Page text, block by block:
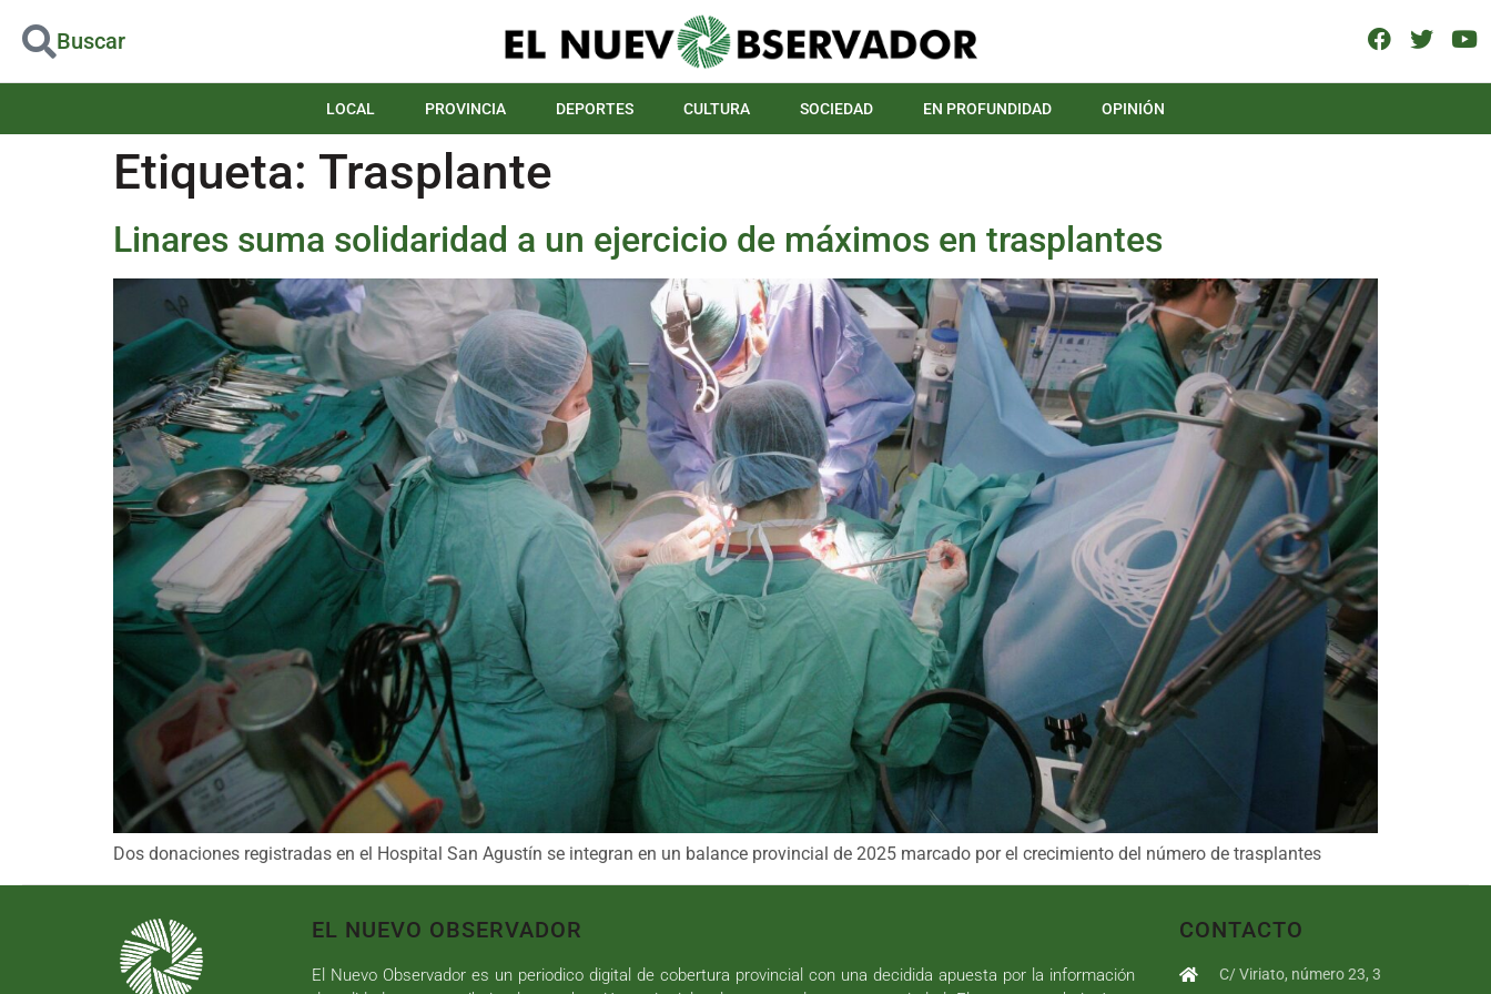
Buscar
LOCAL PROVINCIA DEPORTES CULTURA SOCIEDAD EN PROFUNDIDAD OPINIÓN
Etiqueta: Trasplante
Linares suma solidaridad a un ejercicio de máximos en trasplantes
Dos donaciones registradas en el Hospital San Agustín se integran en un balance provincial de 2025 marcado por el crecimiento del número de trasplantes
EL NUEVO OBSERVADOR
El Nuevo Observador es un periodico digital de cobertura provincial con una decidida apuesta por la información
CONTACTO
C/ Viriato, número 23, 3